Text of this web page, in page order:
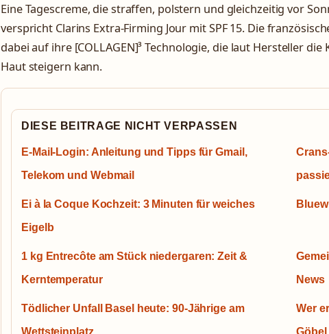
Eine Tagescreme, die straffen, polstern und gleichzeitig vor
verspricht Clarins Extra-Firming Jour mit SPF 15. Die
dabei auf ihre [COLLAGEN]³ Technologie, die laut Hersteller
Haut steigern kann.
DIESE BEITRAGE NICHT VERPASSEN
E-Mail-Login: Anleitung und Tipps für Gmail,
Telekom und Webmail
Ei à la Coque Kochzeit: 3 Minuten für weiches
Eigelb
1 kg Entrecôte am Stück niedergaren: Zeit &
Kerntemperatur
News
Tödlicher Unfall Basel heute: 90-Jährige am
Wettsteinplatz
Wer
Göbel